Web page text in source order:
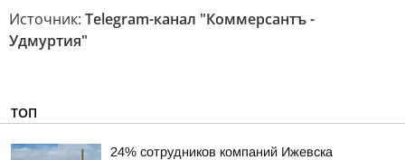
Источник: Telegram-канал "Коммерсантъ -
Удмуртия"
ТОП
24% сотрудников компаний Ижевска